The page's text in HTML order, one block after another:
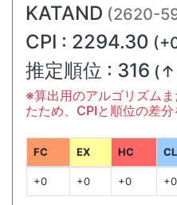
KATAND (2620-
CPI : 2294.30
推定順位 : 316 (↑
※算出用のアルゴリズム
たため、CPIと順位の差分
FC EX HC CL
+0 +0 +0 +0